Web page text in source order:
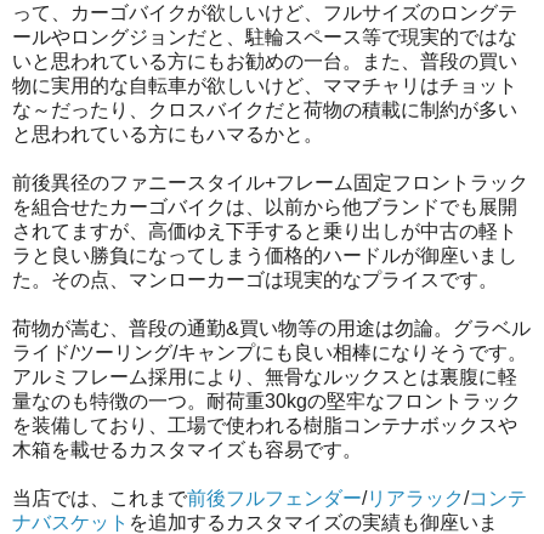
って、カーゴバイクが欲しいけど、フルサイズのロングテ
ールやロングジョンだと、駐輪スペース等で現実的ではな
いと思われている方にもお勧めの一台。また、普段の買い
物に実用的な自転車が欲しいけど、ママチャリはチョット
な～だったり、クロスバイクだと荷物の積載に制約が多い
と思われている方にもハマるかと。
前後異径のファニースタイル+フレーム固定フロントラック
を組合せたカーゴバイクは、以前から他ブランドでも展開
されてますが、高価ゆえ下手すると乗り出しが中古の軽ト
ラと良い勝負になってしまう価格的ハードルが御座いまし
た。その点、マンローカーゴは現実的なプライスです。
荷物が嵩む、普段の通勤&買い物等の用途は勿論。グラベル
ライド/ツーリング/キャンプにも良い相棒になりそうです。
アルミフレーム採用により、無骨なルックスとは裏腹に軽
量なのも特徴の一つ。 耐荷重30kgの堅牢なフロントラック
を装備しており、工場で使われる樹脂コンテナボックスや
木箱を載せるカスタマイズも容易です。
当店では、これまで前後フルフェンダー/リアラック/コンテ
ナバスケット を追加するカスタマイズの実績も御座いま